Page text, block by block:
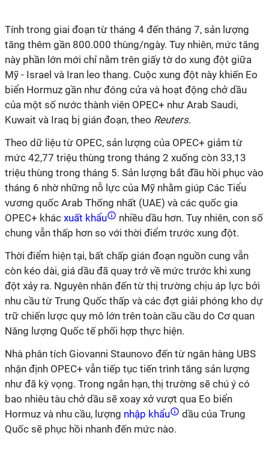
Tính trong giai đoạn từ tháng 4 đến tháng 7, sản lượng
tăng thêm gần 800.000 thùng/ngày. Tuy nhiên, mức tăng
này phần lớn mới chỉ nằm trên giấy tờ do xung đột giữa
Mỹ - Israel và Iran leo thang. Cuộc xung đột này khiến Eo
biển Hormuz gần như đóng cửa và hoạt động chở dầu
của một số nước thành viên OPEC+ như Arab Saudi,
Kuwait và Iraq bị gián đoạn, theo Reuters.
Theo dữ liệu từ OPEC, sản lượng của OPEC+ giảm từ
mức 42,77 triệu thùng trong tháng 2 xuống còn 33,13
triệu thùng trong tháng 5. Sản lượng bắt đầu hồi phục vào
tháng 6 nhờ những nỗ lực của Mỹ nhằm giúp Các Tiểu
vương quốc Arab Thống nhất (UAE) và các quốc gia
OPEC+ khác xuất khẩu
nhiều dầu hơn. Tuy nhiên, con số
chung vẫn thấp hơn so với thời điểm trước xung đột.
Thời điểm hiện tại, bất chấp gián đoạn nguồn cung vẫn
còn kéo dài, giá dầu đã quay trở về mức trước khi xung
đột xảy ra. Nguyên nhân đến từ thị trường chịu áp lực bởi
nhu cầu từ Trung Quốc thấp và các đợt giải phóng kho dự
trữ chiến lược quy mô lớn trên toàn cầu cầu do Cơ quan
Năng lượng Quốc tế phối hợp thực hiện.
Nhà phân tích Giovanni Staunovo đến từ ngân hàng UBS
nhận định OPEC+ vẫn tiếp tục tiến trình tăng sản lượng
như đã kỳ vọng. Trong ngắn hạn, thị trường sẽ chú ý có
bao nhiêu tàu chở dầu sẽ xoay xở vượt qua Eo biển
Hormuz và nhu cầu, lượng nhập khẩu
dầu của Trung
Quốc sẽ phục hồi nhanh đến mức nào.